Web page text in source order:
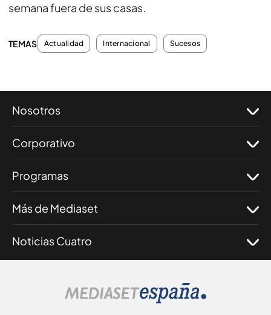
semana fuera de sus casas.
TEMAS Actualidad Internacional Sucesos
Nosotros
Corporativo
Programas
Más de Mediaset
Noticias Cuatro